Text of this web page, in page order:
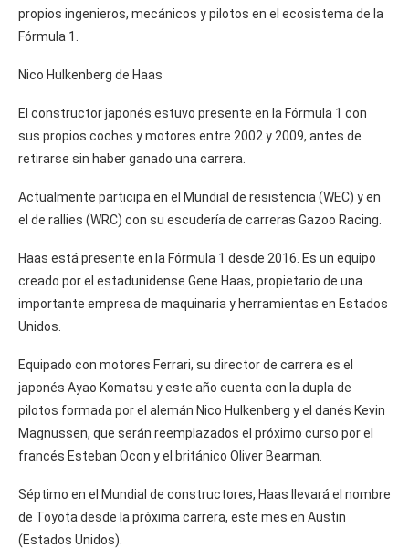
propios ingenieros, mecánicos y pilotos en el ecosistema de la
Fórmula 1.
Nico Hulkenberg de Haas
El constructor japonés estuvo presente en la Fórmula 1 con
sus propios coches y motores entre 2002 y 2009, antes de
retirarse sin haber ganado una carrera.
Actualmente participa en el Mundial de resistencia (WEC) y en
el de rallies (WRC) con su escudería de carreras Gazoo Racing.
Haas está presente en la Fórmula 1 desde 2016. Es un equipo
creado por el estadunidense Gene Haas, propietario de una
importante empresa de maquinaria y herramientas en Estados
Unidos.
Equipado con motores Ferrari, su director de carrera es el
japonés Ayao Komatsu y este año cuenta con la dupla de
pilotos formada por el alemán Nico Hulkenberg y el danés Kevin
Magnussen, que serán reemplazados el próximo curso por el
francés Esteban Ocon y el británico Oliver Bearman.
Séptimo en el Mundial de constructores, Haas llevará el nombre
de Toyota desde la próxima carrera, este mes en Austin
(Estados Unidos).